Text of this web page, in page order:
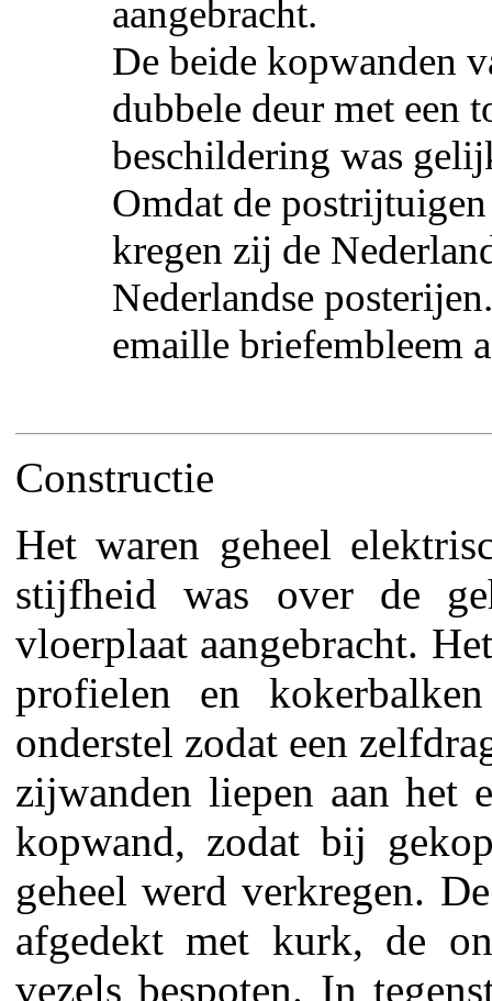
aangebracht.
De beide kopwanden
dubbele deur met een
beschildering was
Omdat de
kregen zij de
Nederlandse
emaille briefembleem
Constructie
Het waren geheel
stijfheid was over de
vloerplaat aangebracht.
profielen en
onderstel zodat een
zijwanden liepen aan
kopwand, zodat bij
geheel werd verkregen.
afgedekt met kurk, de
vezels bespoten. In